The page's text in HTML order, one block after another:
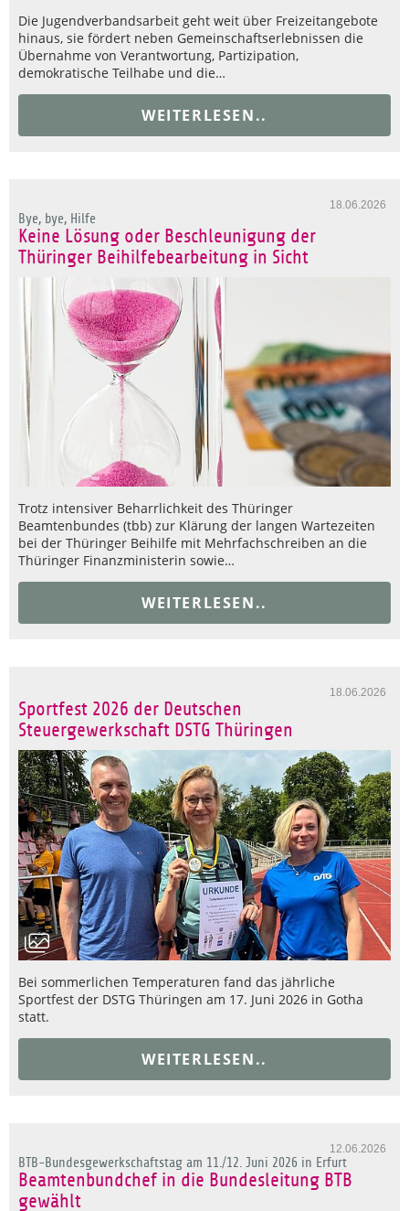
Die Jugendverbandsarbeit geht weit über Freizeitangebote
hinaus, sie fördert neben Gemeinschaftserlebnissen die
Übernahme von Verantwortung, Partizipation,
demokratische Teilhabe und die…
WEITERLESEN..
18.06.2026
Bye, bye, Hilfe
Keine Lösung oder Beschleunigung der
Thüringer Beihilfebearbeitung in Sicht
Trotz intensiver Beharrlichkeit des Thüringer
Beamtenbundes (tbb) zur Klärung der langen Wartezeiten
bei der Thüringer Beihilfe mit Mehrfachschreiben an die
Thüringer Finanzministerin sowie…
WEITERLESEN..
18.06.2026
Sportfest 2026 der Deutschen
Steuergewerkschaft DSTG Thüringen
Bei sommerlichen Temperaturen fand das jährliche
Sportfest der DSTG Thüringen am 17. Juni 2026 in Gotha
statt.
WEITERLESEN..
12.06.2026
BTB-Bundesgewerkschaftstag am 11./12. Juni 2026 in Erfurt
Beamtenbundchef in die Bundesleitung BTB
gewählt